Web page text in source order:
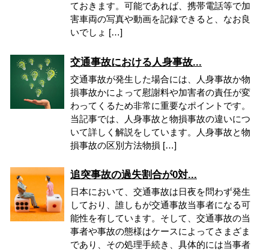
ておきます。可能であれば、携帯電話等で加
害車両の写真や動画を記録できると、なお良
いでしょ […]
交通事故における人身事故...
交通事故が発生した場合には、人身事故か物
損事故かによって慰謝料や加害者の責任が変
わってくるため非常に重要なポイントです。
当記事では、人身事故と物損事故の違いにつ
いて詳しく解説をしています。人身事故と物
損事故の区別方法物損 […]
追突事故の過失割合が0対...
日本において、交通事故は日夜を問わず発生
しており、誰しもが交通事故当事者になる可
能性を有しています。そして、交通事故の当
事者や事故の態様はケースによってさまざま
であり、その処理手続き、具体的には当事者